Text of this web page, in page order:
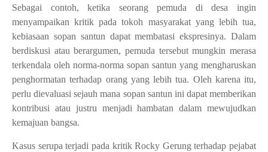
Sebagai contoh, ketika seorang pemuda di desa ingin
menyampaikan kritik pada tokoh masyarakat yang lebih tua,
kebiasaan sopan santun dapat membatasi ekspresinya. Dalam
berdiskusi atau berargumen, pemuda tersebut mungkin merasa
terkendala oleh norma-norma sopan santun yang mengharuskan
penghormatan terhadap orang yang lebih tua. Oleh karena itu,
perlu dievaluasi sejauh mana sopan santun ini dapat memberikan
kontribusi atau justru menjadi hambatan dalam mewujudkan
kemajuan bangsa.
Kasus serupa terjadi pada kritik Rocky Gerung terhadap pejabat